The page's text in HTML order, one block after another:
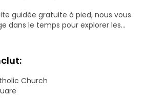
guidée gratuite à pied, nous vous
dans le temps pour explorer les
« Chullas Quiteños », ces
la personnalité de la ville.
centre historique, classé au
l’UNESCO, où chaque rue, chaque
colonial raconte une partie de
Church